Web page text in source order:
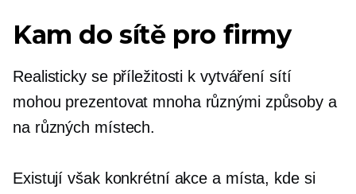
Kam do sítě pro firmy
Realisticky se příležitosti k vytváření sítí
mohou prezentovat mnoha různými způsoby a
na různých místech.
Existují však konkrétní akce a místa, kde si